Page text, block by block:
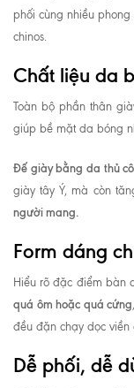
phối cùng nhiều
chinos.
Chất liệu da
Toàn bộ phần thân
giúp bề mặt da bóng
Đế giày bằng da thủ
giày tây Ý, mà còn
người mang.
Form dáng
Hiểu rõ đặc điểm bàn
quá ôm hoặc quá cứng
đều đặn chạy dọc viền
Dễ phối, dễ